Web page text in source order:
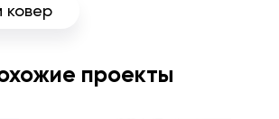
ковер
проекты